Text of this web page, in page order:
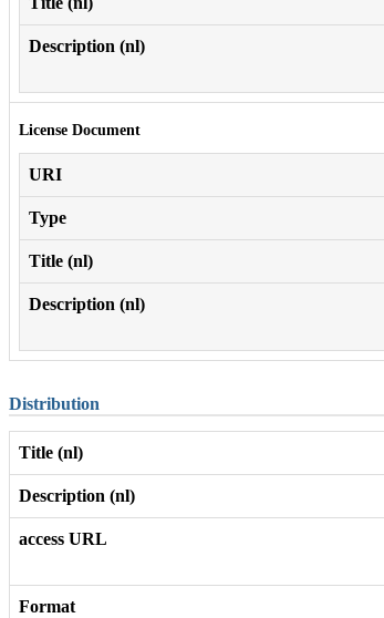
Description (nl)
License Document
URI
Type
Title (nl)
Description (nl)
Distribution
Title (nl)
Description (nl)
access URL
Format